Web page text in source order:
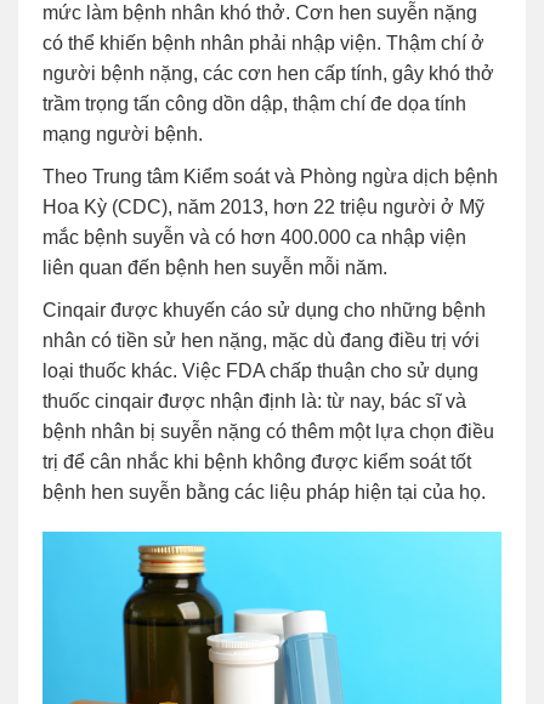
mức làm bệnh nhân khó thở. Cơn hen suyễn nặng
có thể khiến bệnh nhân phải nhập viện. Thậm chí ở
người bệnh nặng, các cơn hen cấp tính, gây khó thở
trầm trọng tấn công dồn dập, thậm chí đe dọa tính
mạng người bệnh.
Theo Trung tâm Kiểm soát và Phòng ngừa dịch bệnh
Hoa Kỳ (CDC), năm 2013, hơn 22 triệu người ở Mỹ
mắc bệnh suyễn và có hơn 400.000 ca nhập viện
liên quan đến bệnh hen suyễn mỗi năm.
Cinqair được khuyến cáo sử dụng cho những bệnh
nhân có tiền sử hen nặng, mặc dù đang điều trị với
loại thuốc khác. Việc FDA chấp thuận cho sử dụng
thuốc cinqair được nhận định là: từ nay, bác sĩ và
bệnh nhân bị suyễn nặng có thêm một lựa chọn điều
trị để cân nhắc khi bệnh không được kiểm soát tốt
bệnh hen suyễn bằng các liệu pháp hiện tại của họ.